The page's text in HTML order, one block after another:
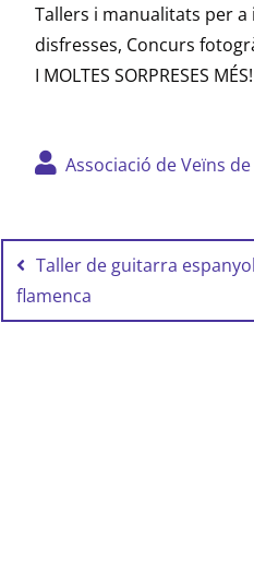
Tallers i manualitats per a
disfresses, Concurs
I MOLTES SORPRESES MÉS!
Associació de Veïns
Navegació
d'entrades
Taller de guitarra
flamenca